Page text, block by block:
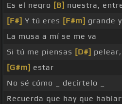
Es el negro [B] nuestra,
[F#] Y tú eres [F#m] grande
La musa a mí se me va
Si tú me piensas [D#]
[G#m] estar
No sé cómo _ decírtelo _
Recuerda que hay que